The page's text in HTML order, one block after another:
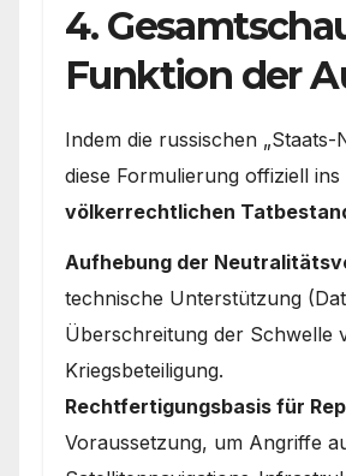
4.
Funktion der
Indem die russischen
diese Formulierung offiziell
völkerrechtlichen
Aufhebung der
technische Unterstützung
Überschreitung der Schwelle
Kriegsbeteiligung.
Rechtfertigungsbasis für
Voraussetzung, um Angriffe